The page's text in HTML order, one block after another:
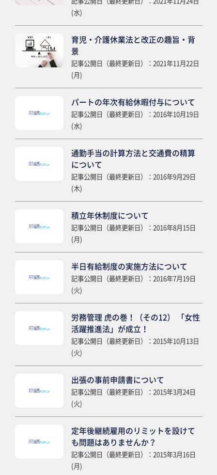
(水)
育児・介護休業法と改正の趣旨・背
景
記事公開日（最終更新日）：2021年11月22日
(月)
パートの年次有給休暇付与について
記事公開日（最終更新日）：2016年10月19日
(水)
通勤手当の計算方法と交通費の精算
について
記事公開日（最終更新日）：2016年9月29日
(木)
積立年休制度について
記事公開日（最終更新日）：2016年8月15日
(月)
半日有給制度の実施方法について
記事公開日（最終更新日）：2016年7月19日
(火)
労務管理 虎の巻！（その12） 「女性
活躍推進法」が成立！
記事公開日（最終更新日）：2015年10月13日
(火)
出張の事前申請書について
記事公開日（最終更新日）：2015年3月24日
(火)
定年後継続雇用のリミットを設けて
も問題はありませんか？
記事公開日（最終更新日）：2015年3月16日
(月)